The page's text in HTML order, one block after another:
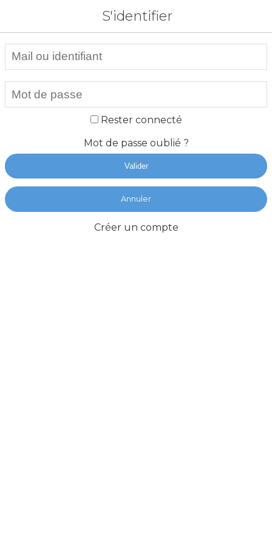
S'identifier
Rester connecté
Mot de passe oublié ?
Valider
Annuler
Créer un compte